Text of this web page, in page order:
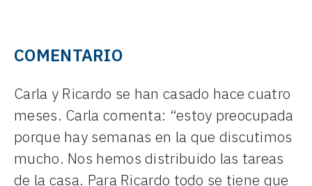
COMENTARIO
Carla y Ricardo se han casado hace cuatro
meses. Carla comenta: “estoy preocupada
porque hay semanas en la que discutimos
mucho. Nos hemos distribuido las tareas
de la casa. Para Ricardo todo se tiene que